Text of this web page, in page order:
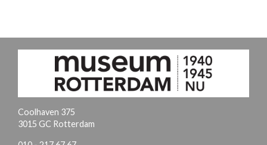
Coolhaven 375
3015 GC Rotterdam